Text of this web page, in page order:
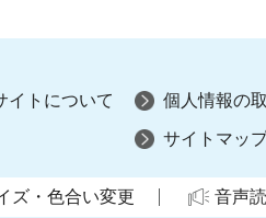
イトについて 個人情報の
サイトマッ
ズ・色合い変更 音声